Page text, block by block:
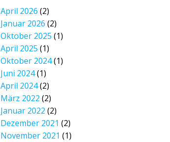
April 2026 (2)
Januar 2026 (2)
Oktober 2025 (1)
April 2025 (1)
Oktober 2024(1)
Juni 2024(1)
April 2024(2)
März 2022 (2)
Januar 2022 (2)
Dezember 2021 (2)
November 2021 (1)